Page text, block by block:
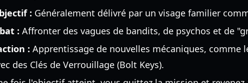
: Généralement délivré par un visage familier
: Affronter des vagues de bandits, de psychos et de
: Apprentissage de nouvelles mécaniques, comme
des Clés de Verrouillage (Bolt Keys).